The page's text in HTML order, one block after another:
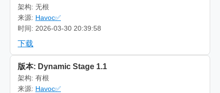
架构: 无根
来源: Havoc✅
时间: 2026-03-30 20:39:58
下载
版本: Dynamic Stage 1.1
架构: 有根
来源: Havoc✅